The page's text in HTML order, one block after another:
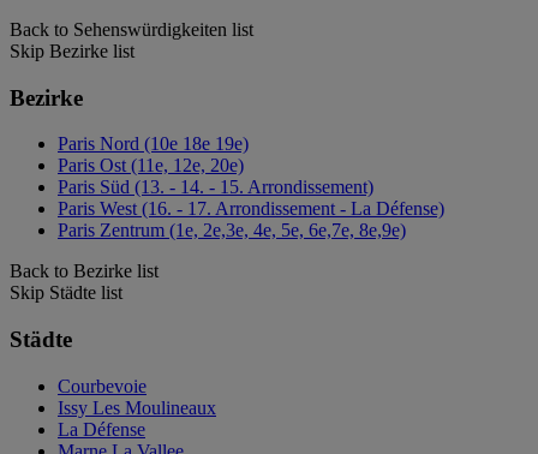
Back to Sehenswürdigkeiten list
Skip Bezirke list
Bezirke
Paris Nord (10e 18e 19e)
Paris Ost (11e, 12e, 20e)
Paris Süd (13. - 14. - 15. Arrondissement)
Paris West (16. - 17. Arrondissement - La Défense)
Paris Zentrum (1e, 2e,3e, 4e, 5e, 6e,7e, 8e,9e)
Back to Bezirke list
Skip Städte list
Städte
Courbevoie
Issy Les Moulineaux
La Défense